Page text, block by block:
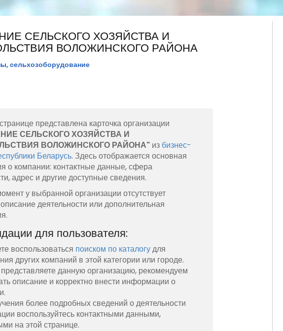
СЕЛЬСКОГО ХОЗЯЙСТВА И
ВОЛОЖИНСКОГО РАЙОНА
сельхозоборудование
представлена карточка организации
СЕЛЬСКОГО ХОЗЯЙСТВА И
ВОЛОЖИНСКОГО РАЙОНА" из бизнес-
Беларусь. Здесь отображается основная
о компании: контактные данные, сфера
адрес и другие доступные сведения.
у выбранной организации отсутствует
деятельности или дополнительная
для пользователя:
воспользоваться поиском по каталогудля
других компаний в этой категории или городе.
данную организацию, рекомендуем
описание и корректно внести информации о
более подробных сведений о деятельности
воспользуйтесь контактными данными,
на этой странице.